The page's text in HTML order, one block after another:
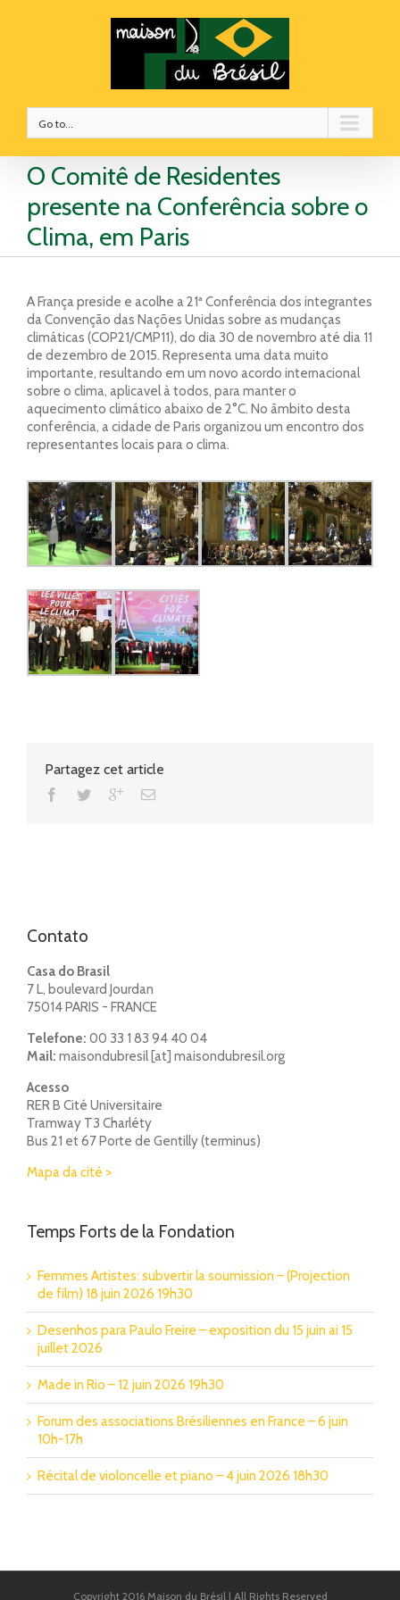
Go to...
O Comitê de Residentes
presente na Conferência sobre o
Clima, em Paris
A França preside e acolhe a 21ª Conferência dos integrantes
da Convenção das Nações Unidas sobre as mudanças
climáticas (COP21/CMP11), do dia 30 de novembro até dia 11
de dezembro de 2015. Representa uma data muito
importante, resultando em um novo acordo internacional
sobre o clima, aplicavel à todos, para manter o
aquecimento climático abaixo de 2°C. No âmbito desta
conferência, a cidade de Paris organizou um encontro dos
representantes locais para o clima.
Partagez cet article
Contato
Casa do Brasil
7 L, boulevard Jourdan
75014 PARIS - FRANCE
Telefone: 00 33 1 83 94 40 04
Mail: maisondubresil [at] maisondubresil.org
Acesso
RER B Cité Universitaire
Tramway T3 Charléty
Bus 21 et 67 Porte de Gentilly (terminus)
Mapa da cité >
Temps Forts de la Fondation
Femmes Artistes: subvertir la soumission – (Projection
de film) 18 juin 2026 19h30
Desenhos para Paulo Freire – exposition du 15 juin ai 15
juillet 2026
Made in Rio – 12 juin 2026 19h30
Forum des associations Brésiliennes en France – 6 juin
10h-17h
Récital de violoncelle et piano – 4 juin 2026 18h30
Copyright 2016 Maison du Brésil | All Rights Reserved